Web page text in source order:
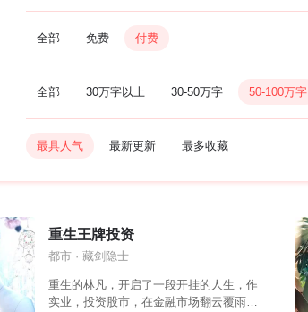
全部 免费 付费
全部 30万字以上 30-50万字 50-100万字
最具人气 最新更新 最多收藏
重生王牌投资
都市 · 藏剑隐士
重生的林凡，开启了一段开挂的人生，作
实业，投资股市，在金融市场翻云覆雨，